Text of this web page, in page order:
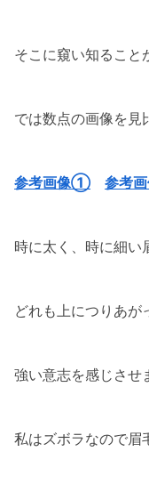
そこに窺い知ること
では数点の画像を見
参考画像① 参考
時に太く、時に細い
どれも上につりあが
強い意志を感じさせ
私はズボラなので眉